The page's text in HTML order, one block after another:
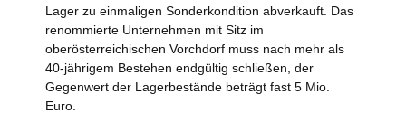
Lager zu einmaligen Sonderkondition abverkauft. Das
renommierte Unternehmen mit Sitz im
oberösterreichischen Vorchdorf muss nach mehr als
40-jährigem Bestehen endgültig schließen, der
Gegenwert der Lagerbestände beträgt fast 5 Mio.
Euro.